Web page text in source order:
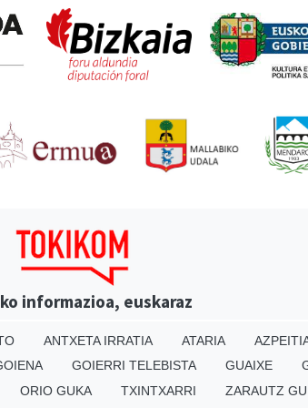
informazioa, euskaraz
ANTXETA IRRATIA ATARIA
GOIERRI TELEBISTA GUAIXE
ORIO GUKA TXINTXARRI ZARAUTZ